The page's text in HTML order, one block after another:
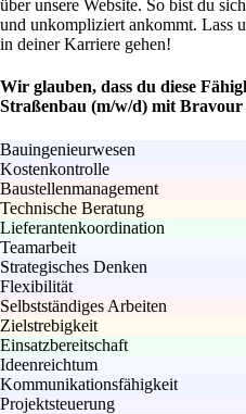
über unsere Website. So bist du
und unkompliziert ankommt. Lass
in deiner Karriere gehen!
Wir glauben, dass du diese
Straßenbau (m/w/d) mit Bravour
Bauingenieurwesen
Kostenkontrolle
Baustellenmanagement
Technische Beratung
Lieferantenkoordination
Teamarbeit
Strategisches Denken
Flexibilität
Selbstständiges Arbeiten
Zielstrebigkeit
Einsatzbereitschaft
Ideenreichtum
Kommunikationsfähigkeit
Projektsteuerung